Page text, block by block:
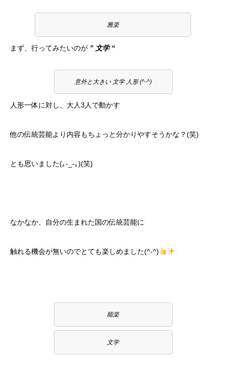
雅楽
まず、行ってみたいのが ” 文学 “
意外と大きい 文学 人形 (^-^)
人形一体に対し、大人3人で動かす
他の伝統芸能より内容もちょっと分かりやすそうかな？(笑)
とも思いました(｡-_-｡)(笑)
なかなか、自分の生まれた国の伝統芸能に
触れる機会が無いのでとても楽しめました(^-^)
能楽
文学